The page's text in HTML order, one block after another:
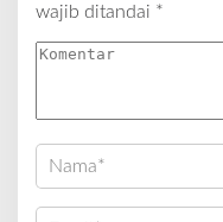
wajib ditandai *